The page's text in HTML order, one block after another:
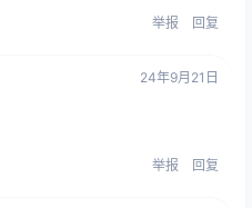
举报 回复
24年9月21日
举报 回复